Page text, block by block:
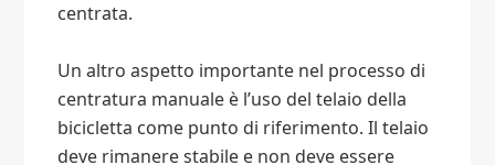
centrata.
Un altro aspetto importante nel processo di
centratura manuale è l’uso del telaio della
bicicletta come punto di riferimento. Il telaio
deve rimanere stabile e non deve essere